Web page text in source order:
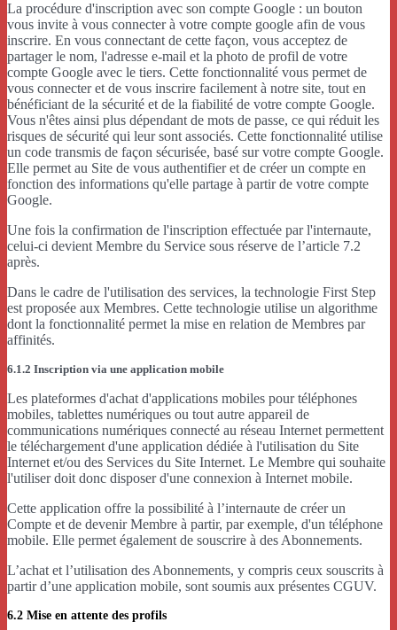
La procédure d'inscription avec son compte Google : un bouton
vous invite à vous connecter à votre compte google afin de vous
inscrire. En vous connectant de cette façon, vous acceptez de
partager le nom, l'adresse e-mail et la photo de profil de votre
compte Google avec le tiers. Cette fonctionnalité vous permet de
vous connecter et de vous inscrire facilement à notre site, tout en
bénéficiant de la sécurité et de la fiabilité de votre compte Google.
Vous n'êtes ainsi plus dépendant de mots de passe, ce qui réduit les
risques de sécurité qui leur sont associés. Cette fonctionnalité utilise
un code transmis de façon sécurisée, basé sur votre compte Google.
Elle permet au Site de vous authentifier et de créer un compte en
fonction des informations qu'elle partage à partir de votre compte
Google.
Une fois la confirmation de l'inscription effectuée par l'internaute,
celui-ci devient Membre du Service sous réserve de l’article 7.2
après.
Dans le cadre de l'utilisation des services, la technologie First Step
est proposée aux Membres. Cette technologie utilise un algorithme
dont la fonctionnalité permet la mise en relation de Membres par
affinités.
6.1.2 Inscription via une application mobile
Les plateformes d'achat d'applications mobiles pour téléphones
mobiles, tablettes numériques ou tout autre appareil de
communications numériques connecté au réseau Internet permettent
le téléchargement d'une application dédiée à l'utilisation du Site
Internet et/ou des Services du Site Internet. Le Membre qui souhaite
l'utiliser doit donc disposer d'une connexion à Internet mobile.
Cette application offre la possibilité à l’internaute de créer un
Compte et de devenir Membre à partir, par exemple, d'un téléphone
mobile. Elle permet également de souscrire à des Abonnements.
L’achat et l’utilisation des Abonnements, y compris ceux souscrits à
partir d’une application mobile, sont soumis aux présentes CGUV.
6.2 Mise en attente des profils